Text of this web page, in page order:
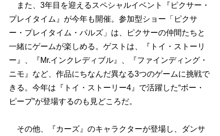
また、3年目を迎えるスペシャルイベント『ピクサー・
プレイタイム』が今年も開催。参加型ショー「ピクサ
ー・プレイタイム・パルズ」は、ピクサーの仲間たちと
一緒にゲームが楽しめる。ゲストは、『トイ・ストーリ
ー』、『Mr.インクレディブル』、『ファインディング・
ニモ』など、作品にちなんだ異なる3つのゲームに挑戦で
きる。今年は『トイ・ストーリー4』で活躍した“ボー・
ピープ”が登場するのも見どころだ。
その他、『カーズ』のキャラクターが登場し、ダンサ